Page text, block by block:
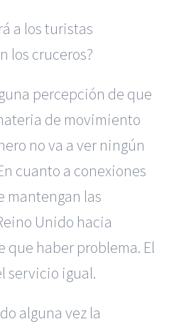
a los turistas
los cruceros?
percepción de que
de movimiento
no va a ver ningún
cuanto a conexiones
mantengan las
Unido hacia
que haber problema. El
servicio igual.
alguna vez la